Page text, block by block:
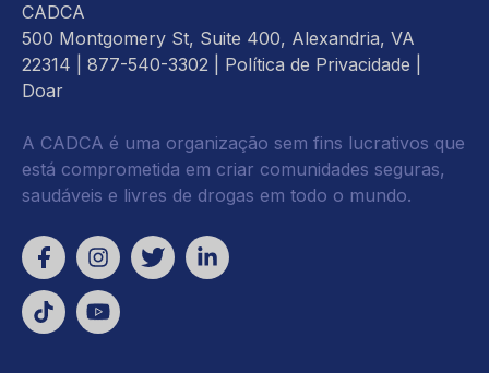
CADCA
500 Montgomery St, Suite 400, Alexandria, VA
22314 | 877-540-3302 | Política de Privacidade
Doar
A CADCA é uma organização sem fins lucrativos que
está comprometida em criar comunidades seguras,
saudáveis e livres de drogas em todo o mundo.